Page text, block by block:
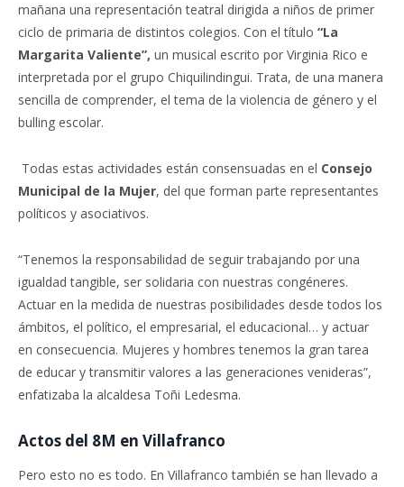
mañana una representación teatral dirigida a niños de primer
ciclo de primaria de distintos colegios. Con el título “La
Margarita Valiente”, un musical escrito por Virginia Rico e
interpretada por el grupo Chiquilindingui. Trata, de una manera
sencilla de comprender, el tema de la violencia de género y el
bulling escolar.
Todas estas actividades están consensuadas en el Consejo
Municipal de la Mujer, del que forman parte representantes
políticos y asociativos.
“Tenemos la responsabilidad de seguir trabajando por una
igualdad tangible, ser solidaria con nuestras congéneres.
Actuar en la medida de nuestras posibilidades desde todos los
ámbitos, el político, el empresarial, el educacional… y actuar
en consecuencia. Mujeres y hombres tenemos la gran tarea
de educar y transmitir valores a las generaciones venideras”,
enfatizaba la alcaldesa Toñi Ledesma.
Actos del 8M en Villafranco
Pero esto no es todo. En Villafranco también se han llevado a